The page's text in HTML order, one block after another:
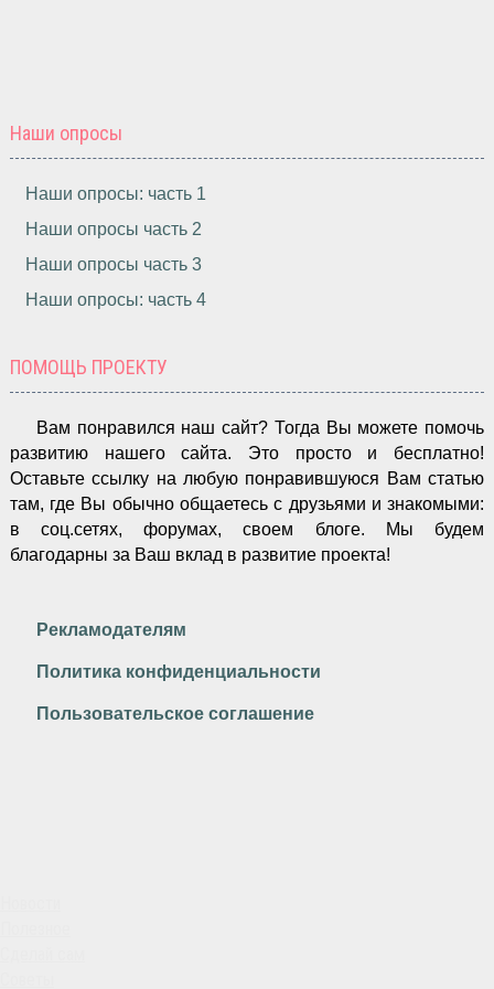
Наши опросы
Наши опросы: часть 1
Наши опросы часть 2
Наши опросы часть 3
Наши опросы: часть 4
ПОМОЩЬ ПРОЕКТУ
Вам понравился наш сайт? Тогда Вы можете помочь
развитию нашего сайта. Это просто и бесплатно!
Оставьте ссылку на любую понравившуюся Вам статью
там, где Вы обычно общаетесь с друзьями и знакомыми:
в соц.сетях, форумах, своем блоге. Мы будем
благодарны за Ваш вклад в развитие проекта!
Рекламодателям
Политика конфиденциальности
Пользовательское соглашение